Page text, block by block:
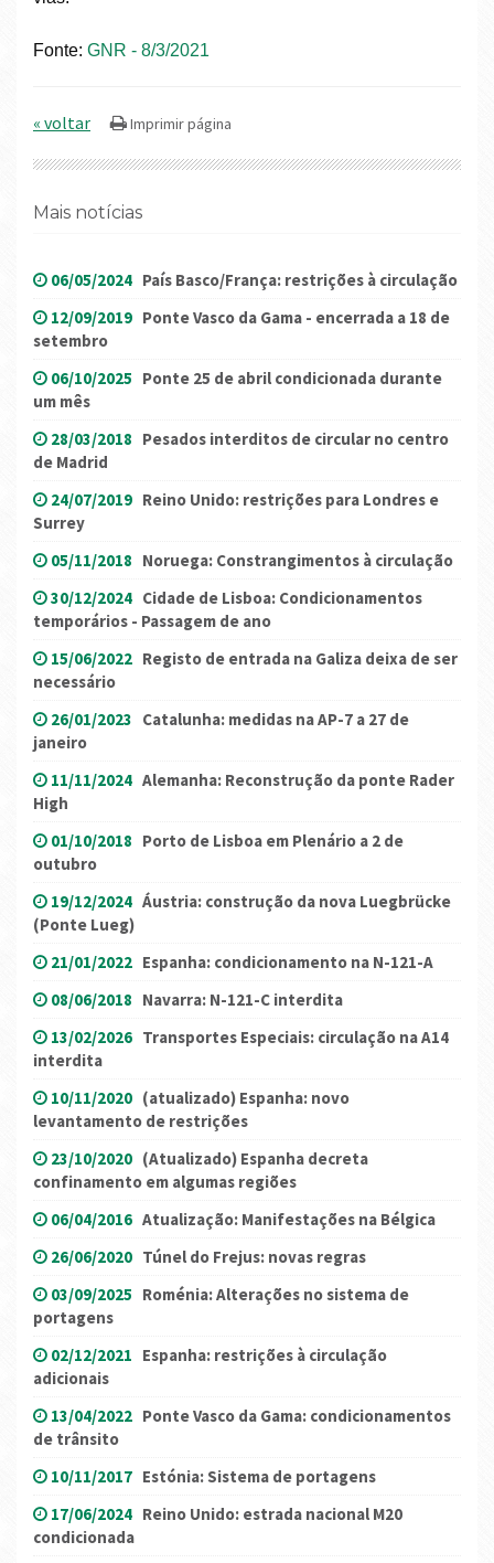
Fonte: GNR - 8/3/2021
« voltar
Mais notícias
06/05/2024 País Basco/França: restrições à circulação
12/09/2019 Ponte Vasco da Gama - encerrada a 18 de
setembro
06/10/2025 Ponte 25 de abril condicionada durante
um mês
28/03/2018 Pesados interditos de circular no centro
de Madrid
24/07/2019 Reino Unido: restrições para Londres e
Surrey
05/11/2018 Noruega: Constrangimentos à circulação
30/12/2024 Cidade de Lisboa: Condicionamentos
temporários - Passagem de ano
15/06/2022 Registo de entrada na Galiza deixa de ser
necessário
26/01/2023 Catalunha: medidas na AP-7 a 27 de
janeiro
11/11/2024 Alemanha: Reconstrução da ponte Rader
High
01/10/2018 Porto de Lisboa em Plenário a 2 de
outubro
19/12/2024 Áustria: construção da nova Luegbrücke
(Ponte Lueg)
21/01/2022 Espanha: condicionamento na N-121-A
08/06/2018 Navarra: N-121-C interdita
13/02/2026 Transportes Especiais: circulação na A14
interdita
10/11/2020 (atualizado) Espanha: novo
levantamento de restrições
23/10/2020 (Atualizado) Espanha decreta
confinamento em algumas regiões
06/04/2016 Atualização: Manifestações na Bélgica
26/06/2020 Túnel do Frejus: novas regras
03/09/2025 Roménia: Alterações no sistema de
portagens
02/12/2021 Espanha: restrições à circulação
adicionais
13/04/2022 Ponte Vasco da Gama: condicionamentos
de trânsito
10/11/2017 Estónia: Sistema de portagens
17/06/2024 Reino Unido: estrada nacional M20
condicionada